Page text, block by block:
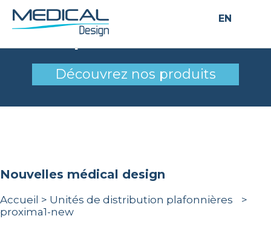
EN
proxima1-new
Découvrez nos produits
nouvelles médical design
Accueil > Unités de distribution plafonnières
>
proxima1-new